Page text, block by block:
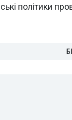
політики